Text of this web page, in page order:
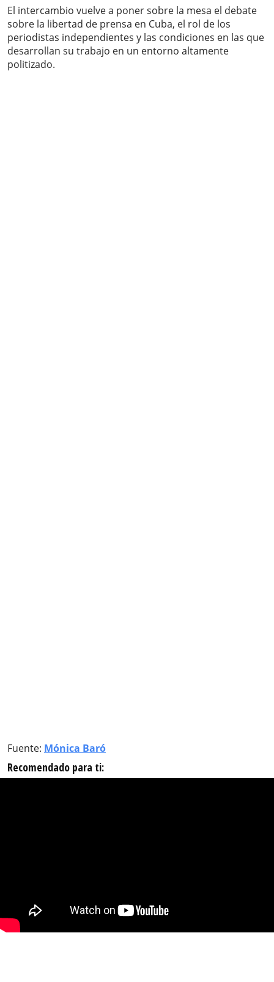
El intercambio vuelve a poner sobre la mesa el debate
sobre la libertad de prensa en Cuba, el rol de los
periodistas independientes y las condiciones en las que
desarrollan su trabajo en un entorno altamente
politizado.
Fuente: Mónica Baró
Recomendado para ti: